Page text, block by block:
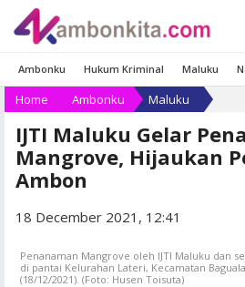
Ambonku Hukum Kriminal Maluku
Home Ambonku Maluku
IJTI Maluku Gelar
Mangrove, Hijaukan
Ambon
18 December 2021, 12:41
Penanaman Mangrove oleh IJTI Maluku dan
di pantai Kelurahan Lateri, Kecamatan
(18/12/2021). (Foto: Husen Toisuta)